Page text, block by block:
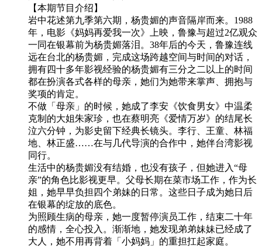
【本期节目介绍】
岩中花述第九季第六期，杨贵媚的声音隔岸而来。1988
年，电影《妈妈再爱我一次》上映，鲁豫与超过2亿观众
一同在银幕前为杨贵媚落泪。38年后的今天，鲁豫连线
远在台北的杨贵媚，完成这场跨越空间与时间的对话，
拥有四十多年影视经验的杨贵媚有三分之二以上的时间
都在扮演各式各样的母亲，她们为她带来掌声、拥抱与
奖项的肯定。
不做「母亲」的时候，她成了李安《饮食男女》中温柔
克制的大姐朱家珍，也在蔡明亮《爱情万岁》的结尾长
泣六分钟，为影史留下经典长镜头。李行、王童、林福
地、林正盛……在与几代导演的合作中，她伴台湾影视
同行。
生活中的杨贵媚没有结婚，也没有孩子，但她进入“母
亲”的角色比影视更早。父母长期在菜市场工作，作为长
姐，她早早负担四个弟妹的日常。这些日子成为她日后
在银幕的绽放的底色。
为照顾生病的母亲，她一度暂停演员工作，结束二十年
的感情，全心投入。渐渐地，她发现弟弟妹妹已经成了
大人，她不用再背着「小妈妈」的重担扛起家庭。